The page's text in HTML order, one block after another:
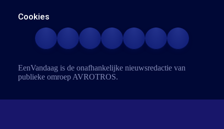
Cookies
EenVandaag is de onafhankelijke nieuwsredactie van
publieke omroep AVROTROS.